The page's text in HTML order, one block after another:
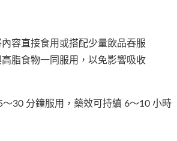
容直接食用或搭配少量飲品吞服
脂食物一同服用，以免影響吸收
～30 分鐘服用，藥效可持續 6～10 小時